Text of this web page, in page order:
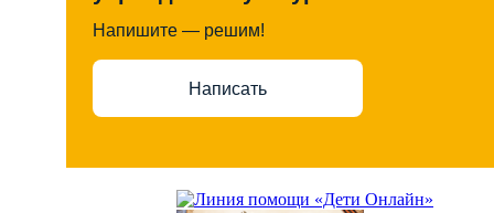
Напишите — решим!
Написать